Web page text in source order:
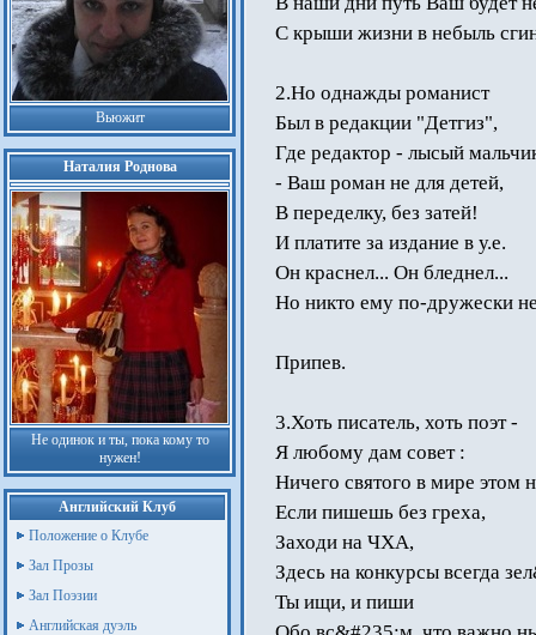
Вьюжит
Наталия Роднова
Не одинок и ты, пока кому то
нужен!
Английский Клуб
Положение о Клубе
Зал Прозы
Зал Поэзии
Английская дуэль
С крыши жизни в небыль
2.Но однажды романист
Был в редакции "Детгиз",
Где редактор - лысый
- Ваш роман не для детей,
В переделку, без затей!
И платите за издание в у.е.
Он краснел... Он бледнел...
Но никто ему по-дружески
Припев.
3.Хоть писатель, хоть поэт -
Я любому дам совет :
Ничего святого в мире этом
Если пишешь без греха,
Заходи на ЧХА,
Здесь на конкурсы всегда
Ты ищи, и пиши